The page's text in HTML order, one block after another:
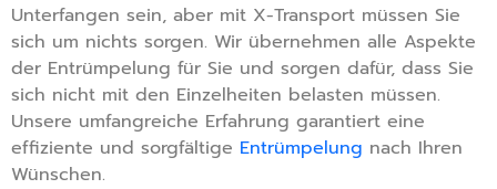
Unterfangen sein, aber mit X-Transport müssen Sie
sich um nichts sorgen. Wir übernehmen alle Aspekte
der Entrümpelung für Sie und sorgen dafür, dass Sie
sich nicht mit den Einzelheiten belasten müssen.
Unsere umfangreiche Erfahrung garantiert eine
effiziente und sorgfältige Entrümpelung nach Ihren
Wünschen.